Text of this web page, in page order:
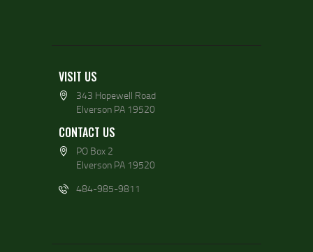
VISIT US
343 Hopewell Road
Elverson PA 19520
CONTACT US
PO Box 2
Elverson PA 19520
484-985-9811